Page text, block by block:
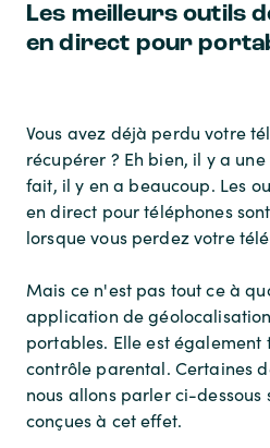
Les meilleurs outils
en direct pour
Vous avez déjà perdu votre
récupérer ? Eh bien, il y a
fait, il y en a beaucoup. Les
en direct pour téléphones
lorsque vous perdez votre
Mais ce n'est pas tout ce à
application de
portables. Elle est
contrôle parental. Certaines
nous allons parler ci-dessous
conçues à cet effet.